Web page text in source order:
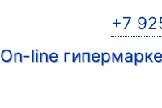
+7
On-line